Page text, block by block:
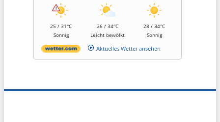
25 / 31°C
Sonnig
26 / 34°C
Leicht bewölkt
28 / 34°C
Sonnig
Aktuelles Wetter ansehen